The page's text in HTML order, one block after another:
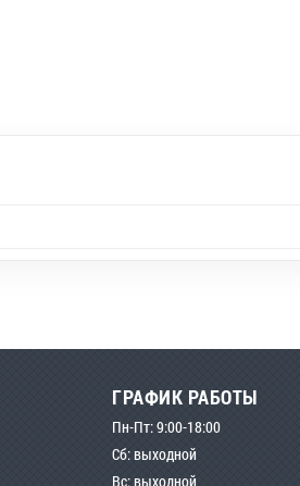
ГРАФИК РАБОТЫ
Пн-Пт: 9:00-18:00
Сб: выходной
Вс: выходной